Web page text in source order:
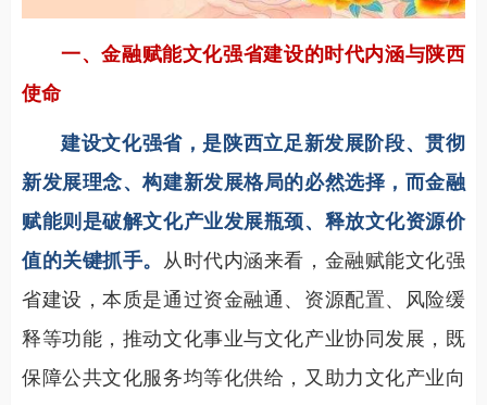
一、金融赋能文化强省建设的时代内涵与陕西
使命
建设文化强省，是陕西立足新发展阶段、贯彻
新发展理念、构建新发展格局的必然选择，而金融
赋能则是破解文化产业发展瓶颈、释放文化资源价
值的关键抓手。 从时代内涵来看，金融赋能文化强
省建设，本质是通过资金融通、资源配置、风险缓
释等功能，推动文化事业与文化产业协同发展，既
保障公共文化服务均等化供给，又助力文化产业向